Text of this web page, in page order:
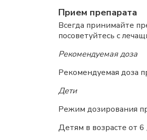
Прием препарата
Всегда принимайте
посоветуйтесь с
Рекомендуемая доза
Рекомендуемая доза
Дети
Режим дозирования
Детям в возрасте от